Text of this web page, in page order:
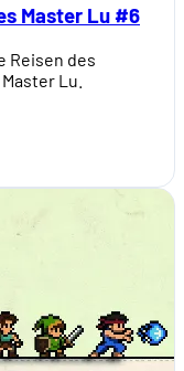
Master Lu #6
Reisen des
Lu.